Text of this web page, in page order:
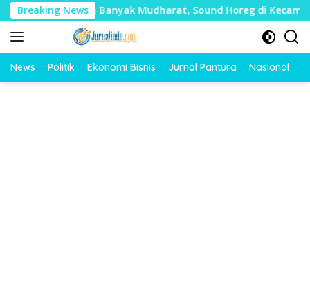
Langsung
ke
konten
Breaking NewsBanyak Mudharat, Sound Horeg di Kecamatan
News Politik Ekonomi Bisnis Jurnal Pantura Nasional